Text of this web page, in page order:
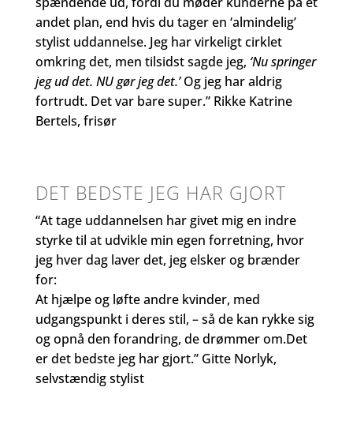
andet plan, end hvis du tager en ‘almindelig’
stylist uddannelse. Jeg har virkeligt cirklet
omkring det, men tilsidst sagde jeg, ‘Nu springer
jeg ud det. NU gør jeg det.’Og jeg har aldrig
fortrudt. Det var bare super.” Rikke Katrine
Bertels, frisør
DET BEDSTE JEG HAR GJORT
“At tage uddannelsen har givet mig en indre
styrke til at udvikle min egen forretning, hvor
jeg hver dag laver det, jeg elsker og brænder
for:
At hjælpe og løfte andre kvinder, med
udgangspunkt i deres stil, – så de kan rykke sig
og opnå den forandring, de drømmer om.Det
er det bedste jeg har gjort.” Gitte Norlyk,
selvstændig stylist